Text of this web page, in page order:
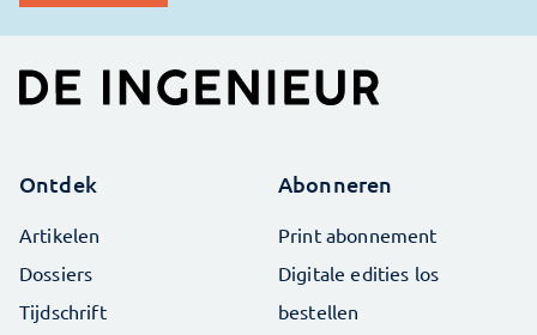
Ontdek
Artikelen
Dossiers
Tijdschrift
Abonneren
Print abonnement
Digitale edities los
bestellen